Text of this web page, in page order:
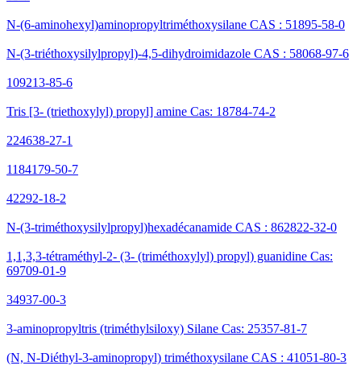
N-(6-aminohexyl)aminopropyltriméthoxysilane CAS : 51895-58-0
N-(3-triéthoxysilylpropyl)-4,5-dihydroimidazole CAS : 58068-97-6
109213-85-6
Tris [3- (triethoxylyl) propyl] amine Cas: 18784-74-2
224638-27-1
1184179-50-7
42292-18-2
N-(3-triméthoxysilylpropyl)hexadécanamide CAS : 862822-32-0
1,1,3,3-tétraméthyl-2- (3- (triméthoxylyl) propyl) guanidine Cas:
69709-01-9
34937-00-3
3-aminopropyltris (triméthylsiloxy) Silane Cas: 25357-81-7
(N, N-Diéthyl-3-aminopropyl) triméthoxysilane CAS : 41051-80-3